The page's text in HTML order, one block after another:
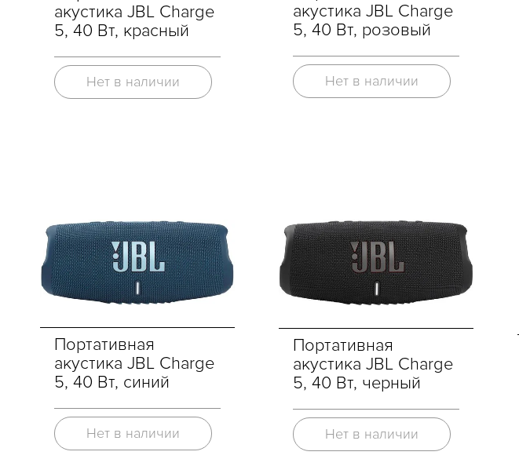
акустика JBL Charge
5, 40 Вт, красный
Нет в наличии
акустика JBL Charge
5, 40 Вт, розовый
Нет в наличии
Портативная
акустика JBL Charge
5, 40 Вт, синий
Нет в наличии
Портативная
акустика JBL Charge
5, 40 Вт, черный
Нет в наличии